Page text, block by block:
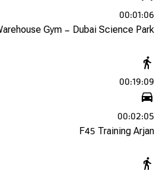
00:01:06
Gym - Dubai Science Park
00:19:09
00:02:05
F45 Training Arjan